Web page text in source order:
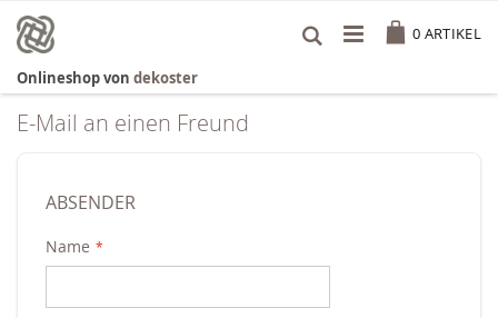
Inhalt
springen
0 ARTIKEL
Onlineshop von dekoster
E-Mail an einen Freund
ABSENDER
Name